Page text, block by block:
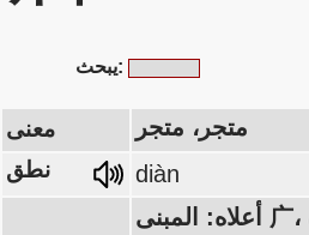
يبحث:
معنى متجر، متجر
نطق diàn
أعلاه: المبنى 广، أدناه: النبوة 占 (اقفز